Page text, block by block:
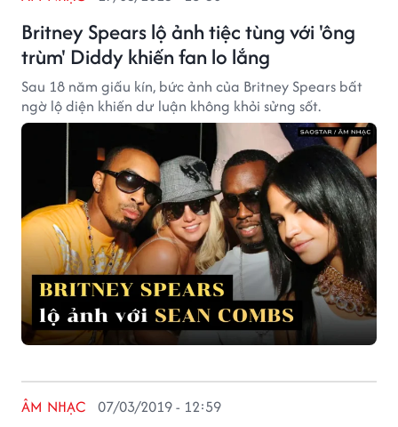
Britney Spears lộ ảnh tiệc tùng với 'ông
trùm' Diddy khiến fan lo lắng
Sau 18 năm giấu kín, bức ảnh của Britney Spears bất
ngờ lộ diện khiến dư luận không khỏi sửng sốt.
ÂM NHẠC 07/03/2019 - 12:59